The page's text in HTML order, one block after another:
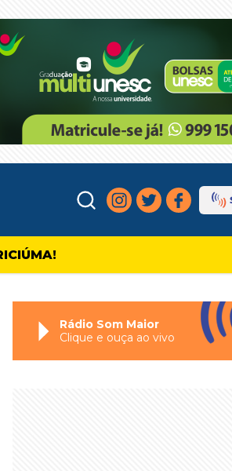
Rádio Som Maior
Clique e ouça ao vivo